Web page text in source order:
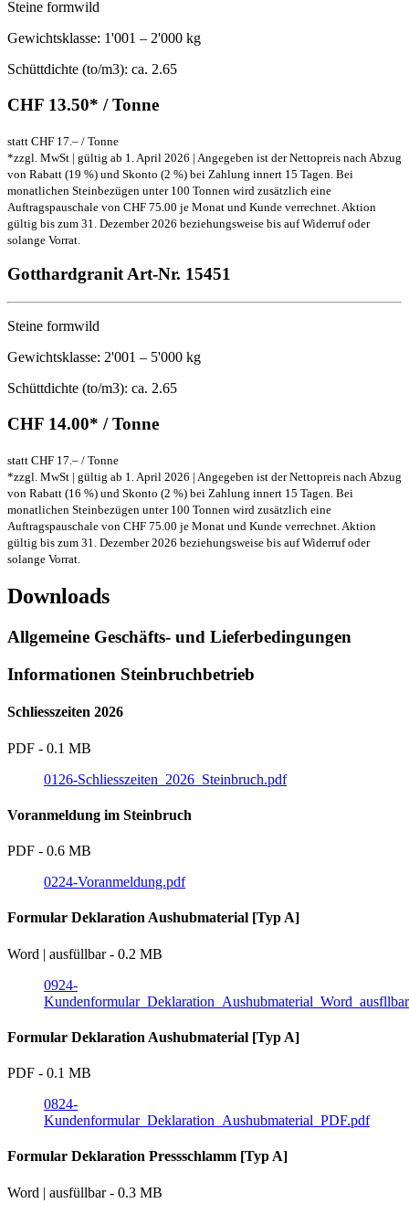
Steine formwild
Gewichtsklasse: 1'001 – 2'000 kg
Schüttdichte (to/m3): ca. 2.65
CHF 13.50* / Tonne
statt CHF 17.– / Tonne
*zzgl. MwSt | gültig ab 1. April 2026 | Angegeben ist der Nettopreis nach Abzug
von Rabatt (19 %) und Skonto (2 %) bei Zahlung innert 15 Tagen. Bei
monatlichen Steinbezügen unter 100 Tonnen wird zusätzlich eine
Auftragspauschale von CHF 75.00 je Monat und Kunde verrechnet. Aktion
gültig bis zum 31. Dezember 2026 beziehungsweise bis auf Widerruf oder
solange Vorrat.
GotthardgranitArt-Nr. 15451
Steine formwild
Gewichtsklasse: 2'001 – 5'000 kg
Schüttdichte (to/m3): ca. 2.65
CHF 14.00* / Tonne
statt CHF 17.– / Tonne
*zzgl. MwSt | gültig ab 1. April 2026 | Angegeben ist der Nettopreis nach Abzug
von Rabatt (16 %) und Skonto (2 %) bei Zahlung innert 15 Tagen. Bei
monatlichen Steinbezügen unter 100 Tonnen wird zusätzlich eine
Auftragspauschale von CHF 75.00 je Monat und Kunde verrechnet. Aktion
gültig bis zum 31. Dezember 2026 beziehungsweise bis auf Widerruf oder
solange Vorrat.
Downloads
Allgemeine Geschäfts- und Lieferbedingungen
Informationen Steinbruchbetrieb
Schliesszeiten 2026
PDF - 0.1 MB
0126-Schliesszeiten_2026_Steinbruch.pdf
Voranmeldung im Steinbruch
PDF - 0.6 MB
0224-Voranmeldung.pdf
Formular Deklaration Aushubmaterial [Typ A]
Word | ausfüllbar - 0.2 MB
0924-
Formular Deklaration Aushubmaterial [Typ A]
PDF - 0.1 MB
0824-
Kundenformular_Deklaration_Aushubmaterial_PDF.pdf
Formular Deklaration Pressschlamm [Typ A]
Word | ausfüllbar - 0.3 MB